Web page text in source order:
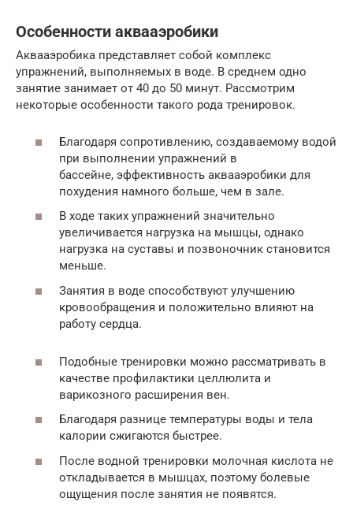
Особенности аквааэробики
Аквааэробика представляет собой комплекс
упражнений, выполняемых в воде. В среднем одно
занятие занимает от 40 до 50 минут. Рассмотрим
некоторые особенности такого рода тренировок.
Благодаря сопротивлению, создаваемому водой
при выполнении упражнений в
бассейне, эффективность аквааэробики для
похудения намного больше, чем в зале.
В ходе таких упражнений значительно
увеличивается нагрузка на мышцы, однако
нагрузка на суставы и позвоночник становится
меньше.
Занятия в воде способствуют улучшению
кровообращения и положительно влияют на
работу сердца.
Подобные тренировки можно рассматривать в
качестве профилактики целлюлита и
варикозного расширения вен.
Благодаря разнице температуры воды и тела
калории сжигаются быстрее.
После водной тренировки молочная кислота не
откладывается в мышцах, поэтому болевые
ощущения после занятия не появятся.